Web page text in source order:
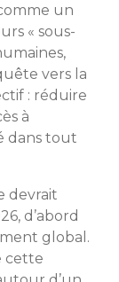
un
« sous-
vers la
: réduire
à
dans tout
devrait
d’abord
global.
cette